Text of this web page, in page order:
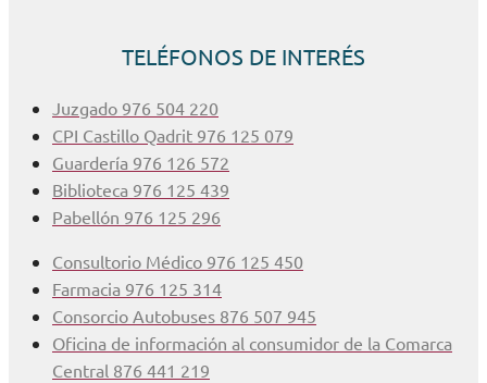
TELÉFONOS DE INTERÉS
Juzgado 976 504 220
CPI Castillo Qadrit 976 125 079
Guardería 976 126 572
Biblioteca 976 125 439
Pabellón 976 125 296
Consultorio Médico 976 125 450
Farmacia 976 125 314
Consorcio Autobuses 876 507 945
Oficina de información al consumidor de la Comarca
Central 876 441 219